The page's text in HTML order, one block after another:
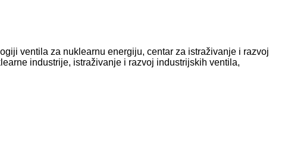
ventila za nuklearnu energiju, centar za istraživanje i razvoj
industrije, istraživanje i razvoj industrijskih ventila,